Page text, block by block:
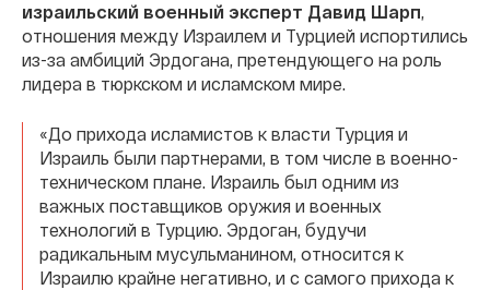
израильский военный эксперт Давид Шарп,
отношения между Израилем и Турцией испортились
из-за амбиций Эрдогана, претендующего на роль
лидера в тюркском и исламском мире.
«До прихода исламистов к власти Турция и
Израиль были партнерами, в том числе в военно-
техническом плане. Израиль был одним из
важных поставщиков оружия и военных
технологий в Турцию. Эрдоган, будучи
радикальным мусульманином, относится к
Израилю крайне негативно, и с самого прихода к